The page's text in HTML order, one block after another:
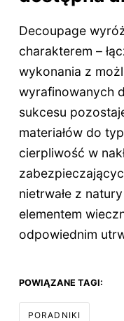
Decoupage
charakterem –
wykonania z
wyrafinowanych
sukcesu
materiałów do
cierpliwość w
nietrwałe z
elementem
odpowiednim
POWIĄZANE TAGI:
PORADNIKI